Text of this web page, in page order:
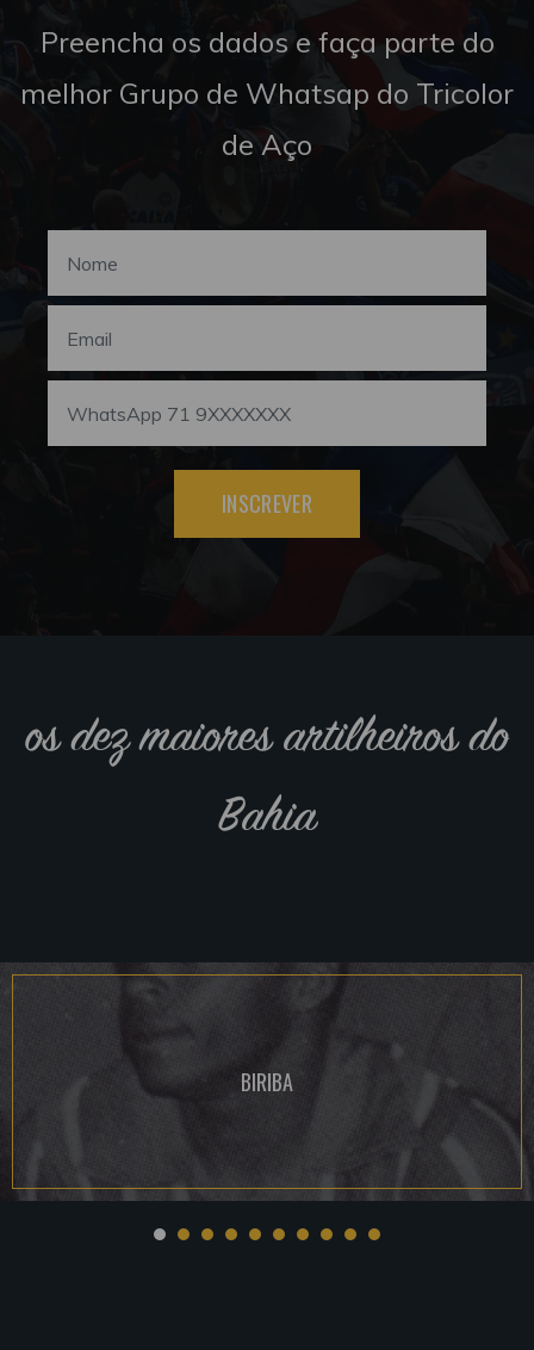
Preencha os dados e faça parte do
melhor Grupo de Whatsap do Tricolor
de Aço
INSCREVER
os dez maiores artilheiros do
Bahia
BIRIBA